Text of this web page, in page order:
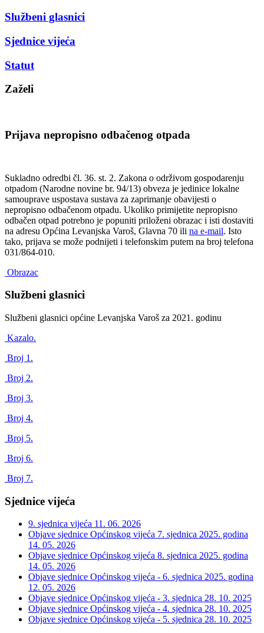
Službeni glasnici
Sjednice vijeća
Statut
Zaželi
Prijava nepropisno odbačenog otpada
Sukladno odredbi čl. 36. st. 2. Zakona o održivom gospodarenju
otpadom (Narodne novine br. 94/13) obveza je jedinice lokalne
samouprave uspostava sustava za zaprimanje obavijesti o
nepropisno odbačenom otpadu. Ukoliko primijetite nepropisno
odbačen otpad potrebno je popuniti priloženi obrazac i isti dostaviti
na adresu Općina Levanjska Varoš, Glavna 70 ili na e-mail. Isto
tako, prijava se može podnijeti i telefonskim putem na broj telefona
031/864-010.
Obrazac
Službeni glasnici
Službeni glasnici općine Levanjska Varoš za 2021. godinu
Kazalo.
Broj 1.
Broj 2.
Broj 3.
Broj 4.
Broj 5.
Broj 6.
Broj 7.
Sjednice vijeća
9. sjednica vijeća 11. 06. 2026
Objave sjednice Općinskog vijeća 7. sjednica 2025. godina
14. 05. 2026
Objave sjednice Općinskog vijeća 8. sjednica 2025. godina
14. 05. 2026
Objave sjednice Općinskog vijeća - 6. sjednica 2025. godina
12. 05. 2026
Objave sjednice Općinskog vijeća - 3. sjednica 28. 10. 2025
Objave sjednice Općinskog vijeća - 4. sjednica 28. 10. 2025
Objave sjednice Općinskog vijeća - 5. sjednica 28. 10. 2025